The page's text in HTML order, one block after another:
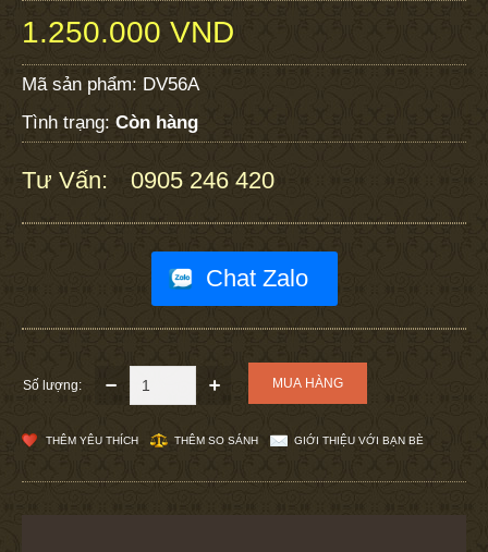
1.250.000 VND
Mã sản phẩm: DV56A
Tình trạng: Còn hàng
Tư Vấn: 0905 246 420
Chat Zalo
Số lượng:
THÊM YÊU THÍCH THÊM SO SÁNH GIỚI THIỆU VỚI BẠN BÈ